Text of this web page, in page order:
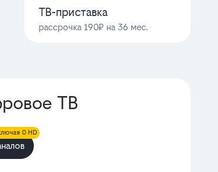
ТВ-приставка
рассрочка 190₽ на 36 мес.
ТВ
0 HD